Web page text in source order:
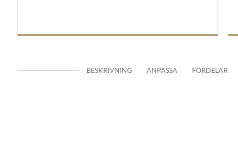
BESKRIVNING ANPASSA FÖRDELAR